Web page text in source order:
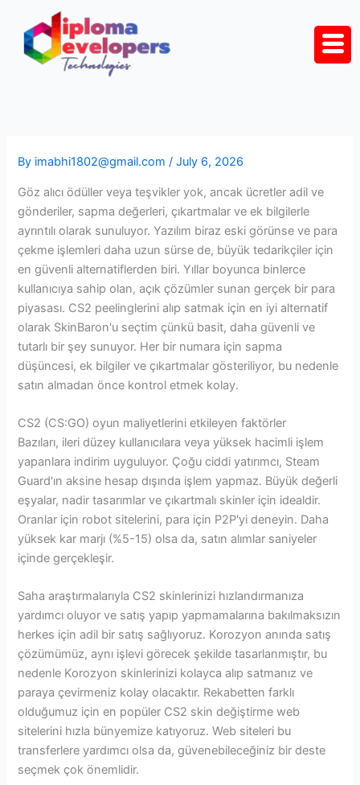
content
By imabhi1802@gmail.com/July 6, 2026
Göz alıcı ödüller veya teşvikler yok, ancak ücretler adil ve
gönderiler, sapma değerleri, çıkartmalar ve ek bilgilerle
ayrıntılı olarak sunuluyor. Yazılım biraz eski görünse ve para
çekme işlemleri daha uzun sürse de, büyük tedarikçiler için
en güvenli alternatiflerden biri. Yıllar boyunca binlerce
kullanıcıya sahip olan, açık çözümler sunan gerçek bir para
piyasası. CS2 peelinglerini alıp satmak için en iyi alternatif
olarak SkinBaron'u seçtim çünkü basit, daha güvenli ve
tutarlı bir şey sunuyor. Her bir numara için sapma
düşüncesi, ek bilgiler ve çıkartmalar gösteriliyor, bu nedenle
satın almadan önce kontrol etmek kolay.
CS2 (CS:GO) oyun maliyetlerini etkileyen faktörler
Bazıları, ileri düzey kullanıcılara veya yüksek hacimli işlem
yapanlara indirim uyguluyor. Çoğu ciddi yatırımcı, Steam
Guard'ın aksine hesap dışında işlem yapmaz. Büyük değerli
eşyalar, nadir tasarımlar ve çıkartmalı skinler için idealdir.
Oranlar için robot sitelerini, para için P2P'yi deneyin. Daha
yüksek kar marjı (%5-15) olsa da, satın alımlar saniyeler
içinde gerçekleşir.
Saha araştırmalarıyla CS2 skinlerinizi hızlandırmanıza
yardımcı oluyor ve satış yapıp yapmamalarına bakılmaksızın
herkes için adil bir satış sağlıyoruz. Korozyon anında satış
çözümümüz, aynı işlevi görecek şekilde tasarlanmıştır, bu
nedenle Korozyon skinlerinizi kolayca alıp satmanız ve
paraya çevirmeniz kolay olacaktır. Rekabetten farklı
olduğumuz için en popüler CS2 skin değiştirme web
sitelerini hızla bünyemize katıyoruz. Web siteleri bu
transferlere yardımcı olsa da, güvenebileceğiniz bir deste
seçmek çok önemlidir.